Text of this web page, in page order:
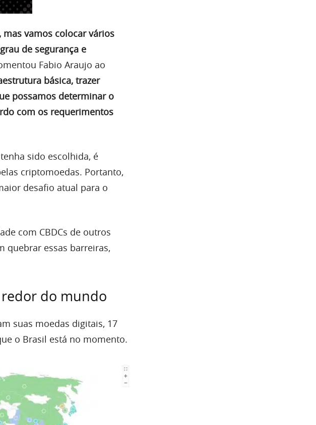
mas vamos colocar vários
de segurança e
Fabio Araujo ao
básica, trazer
possamos determinar o
com os requerimentos
sido escolhida, é
criptomoedas. Portanto,
desafio atual para o
com CBDCs de outros
quebrar essas barreiras,
redor do mundo
suas moedas digitais, 17
o Brasil está no momento.